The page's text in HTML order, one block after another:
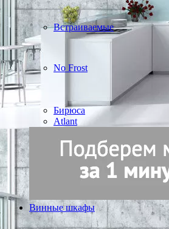
Встраиваемые
No Frost
Бирюса
Atlant
Винные шкафы